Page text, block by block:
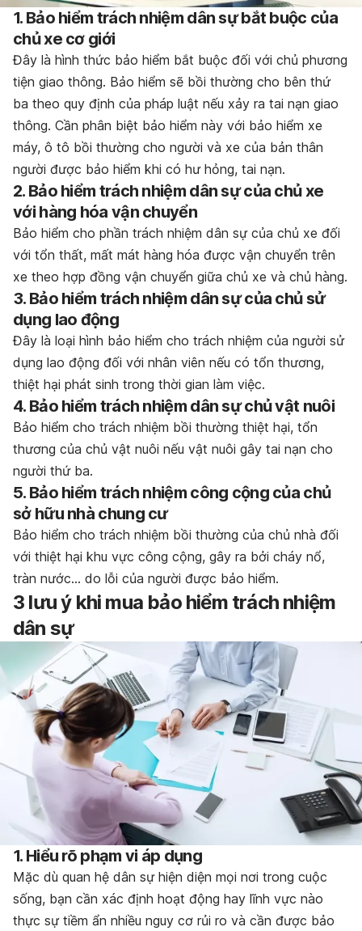
1. Bảo hiểm trách nhiệm dân sự bắt buộc của
chủ xe cơ giới
Đây là hình thức bảo hiểm bắt buộc đối với chủ phương
tiện giao thông. Bảo hiểm sẽ bồi thường cho bên thứ
ba theo quy định của pháp luật nếu xảy ra tai nạn giao
thông. Cần phân biệt bảo hiểm này với bảo hiểm xe
máy, ô tô bồi thường cho người và xe của bản thân
người được bảo hiểm khi có hư hỏng, tai nạn.
2. Bảo hiểm trách nhiệm dân sự của chủ xe
với hàng hóa vận chuyển
Bảo hiểm cho phần trách nhiệm dân sự của chủ xe đối
với tổn thất, mất mát hàng hóa được vận chuyển trên
xe theo hợp đồng vận chuyển giữa chủ xe và chủ hàng.
3. Bảo hiểm trách nhiệm dân sự của chủ sử
dụng lao động
Đây là loại hình bảo hiểm cho trách nhiệm của người sử
dụng lao động đối với nhân viên nếu có tổn thương,
thiệt hại phát sinh trong thời gian làm việc.
4. Bảo hiểm trách nhiệm dân sự chủ vật nuôi
Bảo hiểm cho trách nhiệm bồi thường thiệt hại, tổn
thương của chủ vật nuôi nếu vật nuôi gây tai nạn cho
người thứ ba.
5. Bảo hiểm trách nhiệm công cộng của chủ
sở hữu nhà chung cư
Bảo hiểm cho trách nhiệm bồi thường của chủ nhà đối
với thiệt hại khu vực công cộng, gây ra bởi cháy nổ,
tràn nước… do lỗi của người được bảo hiểm.
3 lưu ý khi mua bảo hiểm trách nhiệm
dân sự
1. Hiểu rõ phạm vi áp dụng
Mặc dù quan hệ dân sự hiện diện mọi nơi trong cuộc
sống, bạn cần xác định hoạt động hay lĩnh vực nào
thực sự tiềm ẩn nhiều nguy cơ rủi ro và cần được bảo